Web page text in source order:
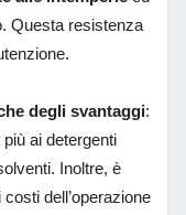
Questa resistenza
degli svantaggi:
ai detergenti
Inoltre, è
dell’operazione